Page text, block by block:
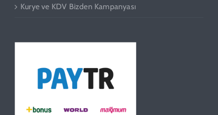
Kurye ve KDV Bizden Kampanyası